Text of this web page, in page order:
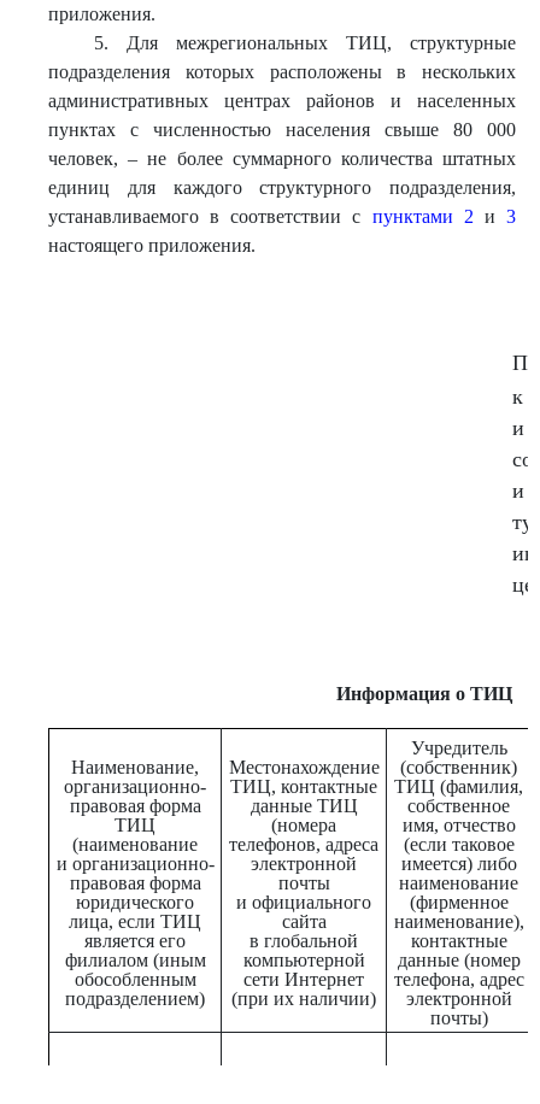
приложения.
5. Для межрегиональных ТИЦ, структурные
подразделения которых расположены в нескольких
административных центрах районов и населенных
пунктах с численностью населения свыше 80 000
человек, – не более суммарного количества штатных
единиц для каждого структурного подразделения,
устанавливаемого в соответствии с пунктами 2 и3
настоящего приложения.
к
и
и
Информация о ТИЦ
Наименование,
организационно-
правовая форма
ТИЦ
(наименование
и организационно-
правовая форма
юридического
лица, если ТИЦ
является его
филиалом (иным
обособленным
подразделением)
Местонахождение
ТИЦ, контактные
данные ТИЦ
(номера
телефонов, адреса
электронной
почты
и официального
сайта
в глобальной
компьютерной
сети Интернет
(при их наличии)
Учредитель
(собственник)
ТИЦ (фамилия,
собственное
имя, отчество
(если таковое
имеется) либо
наименование
(фирменное
наименование),
контактные
данные (номер
телефона, адрес
электронной
почты)